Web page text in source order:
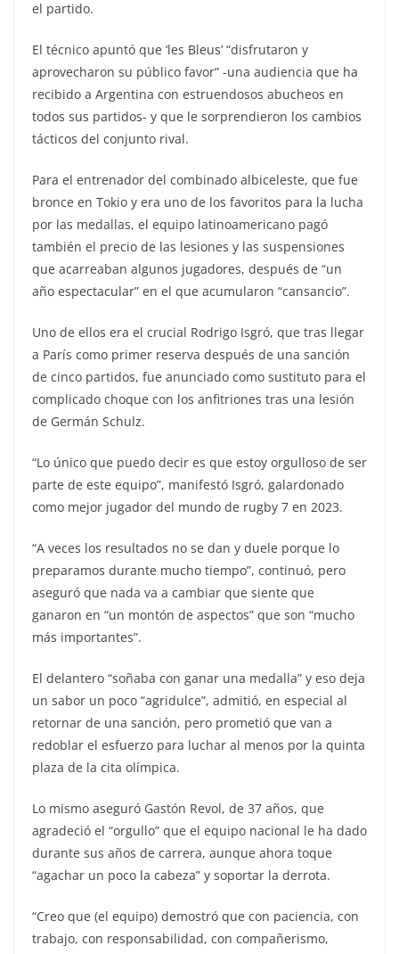
el partido.
El técnico apuntó que ‘les Bleus’ “disfrutaron y
aprovecharon su público favor” -una audiencia que ha
recibido a Argentina con estruendosos abucheos en
todos sus partidos- y que le sorprendieron los cambios
tácticos del conjunto rival.
Para el entrenador del combinado albiceleste, que fue
bronce en Tokio y era uno de los favoritos para la lucha
por las medallas, el equipo latinoamericano pagó
también el precio de las lesiones y las suspensiones
que acarreaban algunos jugadores, después de “un
año espectacular” en el que acumularon “cansancio”.
Uno de ellos era el crucial Rodrigo Isgró, que tras llegar
a París como primer reserva después de una sanción
de cinco partidos, fue anunciado como sustituto para el
complicado choque con los anfitriones tras una lesión
de Germán Schulz.
“Lo único que puedo decir es que estoy orgulloso de ser
parte de este equipo”, manifestó Isgró, galardonado
como mejor jugador del mundo de rugby 7 en 2023.
“A veces los resultados no se dan y duele porque lo
preparamos durante mucho tiempo”, continuó, pero
aseguró que nada va a cambiar que siente que
ganaron en “un montón de aspectos” que son “mucho
más importantes”.
El delantero “soñaba con ganar una medalla” y eso deja
un sabor un poco “agridulce”, admitió, en especial al
retornar de una sanción, pero prometió que van a
redoblar el esfuerzo para luchar al menos por la quinta
plaza de la cita olímpica.
Lo mismo aseguró Gastón Revol, de 37 años, que
agradeció el “orgullo” que el equipo nacional le ha dado
durante sus años de carrera, aunque ahora toque
“agachar un poco la cabeza” y soportar la derrota.
“Creo que (el equipo) demostró que con paciencia, con
trabajo, con responsabilidad, con compañerismo,